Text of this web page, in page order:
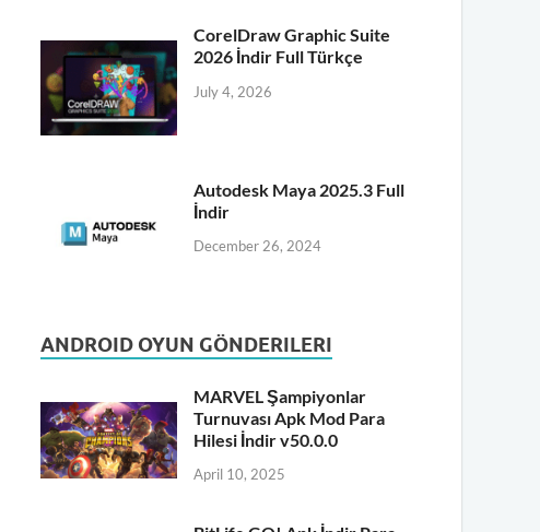
CorelDraw Graphic Suite
2026 İndir Full Türkçe
July 4, 2026
Autodesk Maya 2025.3 Full
İndir
December 26, 2024
ANDROID OYUN GÖNDERILERI
MARVEL Şampiyonlar
Turnuvası Apk Mod Para
Hilesi İndir v50.0.0
April 10, 2025